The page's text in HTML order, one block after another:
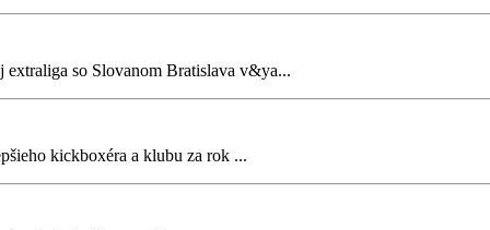
so Slovanom Bratislava v&ya...
kickboxéra a klubu za rok ...